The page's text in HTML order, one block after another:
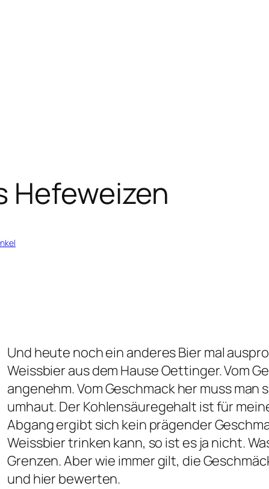
Hefeweizen
Und heute noch ein anderes Bier mal
Weissbier aus dem Hause Oettinger. Vom
angenehm. Vom Geschmack her muss
umhaut. Der Kohlensäuregehalt ist für
Abgang ergibt sich kein prägender
Weissbier trinken kann, so ist es ja nicht.
Grenzen. Aber wie immer gilt, die
und hier bewerten.